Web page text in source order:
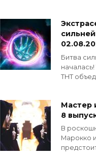
Битва
ТНТ
Мастер
8
В
Марокко